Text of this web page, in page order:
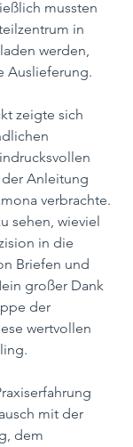
mussten
in
werden,
Auslieferung.
zeigte sich
Anleitung
verbrachte.
sehen, wieviel
in die
Briefen und
großer Dank
der
wertvollen
mit der
dem